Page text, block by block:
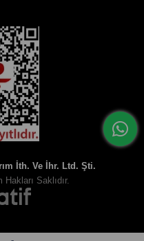
İth. Ve İhr. Ltd. Şti.
Saklıdır.